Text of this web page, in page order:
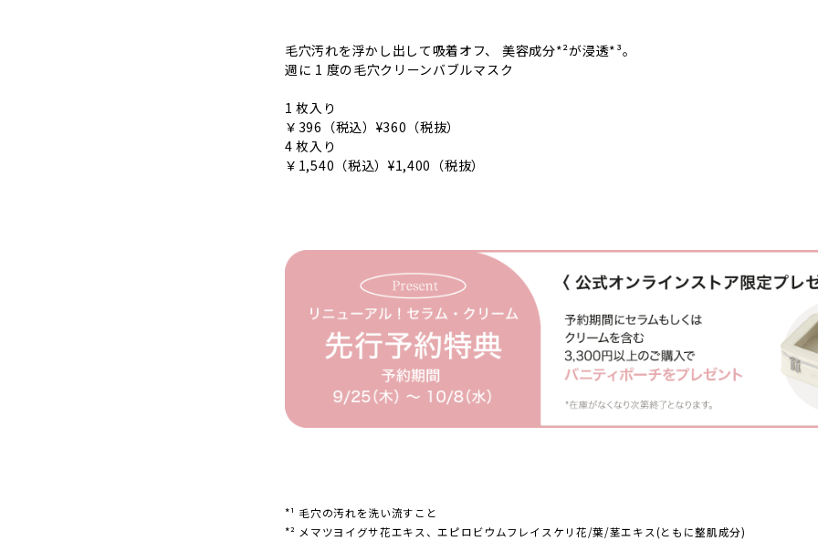
毛穴汚れを浮かし出して吸着オフ、 美容成分*²が浸透*³。
週に 1 度の毛穴クリーンバブルマスク
1 枚入り
￥396（税込）¥360（税抜）
4 枚入り
￥1,540（税込）¥1,400（税抜）
*¹ 毛穴の汚れを洗い流すこと
*² メマツヨイグサ花エキス、エピロビウムフレイスケリ花/葉/茎エキス(ともに整肌成分)